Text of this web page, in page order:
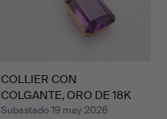
COLLIER CON
COLGANTE, ORO DE 18K
CON AMATI…
Subastado 19 may 2026